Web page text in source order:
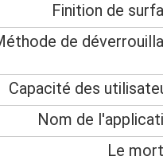
Finition de
de
Capacité des
Nom de
Le